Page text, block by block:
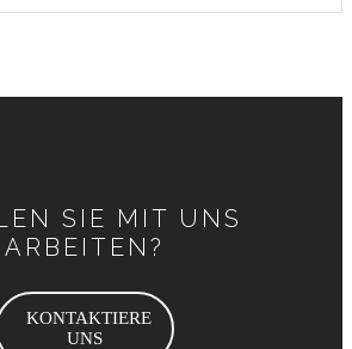
SIE MIT UNS
ARBEITEN?
KONTAKTIERE
UNS